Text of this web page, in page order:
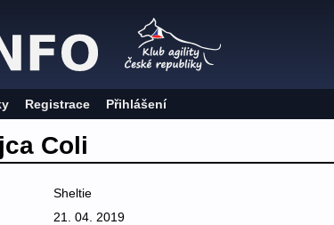
Registrace Přihlášení
Coli
Sheltie
21. 04. 2019